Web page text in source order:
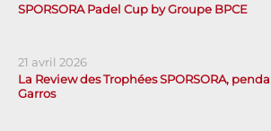
SPORSORA Padel Cup by Groupe BPCE
21 avril 2026
La Review des Trophées SPORSORA,
Garros